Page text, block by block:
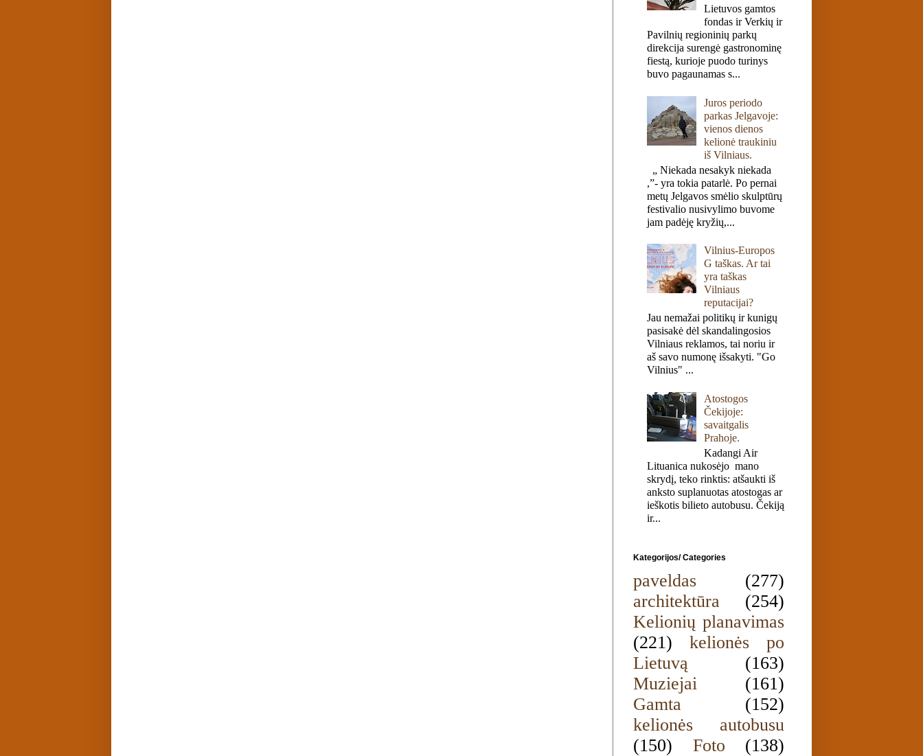
Lietuvos gamtos
fondas ir Verkių ir
Pavilnių regioninių parkų
direkcija surengė gastronominę
fiestą, kurioje puodo turinys
buvo pagaunamas s...
Juros periodo
parkas Jelgavoje:
vienos dienos
kelionė traukiniu
iš Vilniaus.
„ Niekada nesakyk niekada
,”- yra tokia patarlė. Po pernai
metų Jelgavos smėlio skulptūrų
festivalio nusivylimo buvome
jam padėję kryžių,...
Vilnius-Europos
G taškas. Ar tai
yra taškas
Vilniaus
reputacijai?
Jau nemažai politikų ir kunigų
pasisakė dėl skandalingosios
Vilniaus reklamos, tai noriu ir
aš savo numonę išsakyti. "Go
Vilnius" ...
Atostogos
Čekijoje:
savaitgalis
Prahoje.
Kadangi Air
Lituanica nukosėjo mano
skrydį, teko rinktis: atšaukti iš
anksto suplanuotas atostogas ar
ieškotis bilieto autobusu. Čekiją
ir...
Kategorijos/ Categories
paveldas
(277)
architektūra
(254)
Kelionių planavimas
(221)
kelionės po
Lietuvą
(163)
Muziejai
(161)
Gamta
(152)
kelionės autobusu
(150)
Foto (138)